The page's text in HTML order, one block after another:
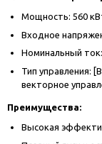
Мощность: 560
Входное
Номинальный
Тип управления:
векторное
Преимущества:
Высокая